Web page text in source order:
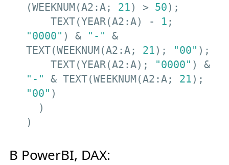
(WEEKNUM(A2:A; 21) > 50);
    TEXT(YEAR(A2:A) -
1
"0000" ) & "-"
&
TEXT(WEEKNUM(A2:A; 21); "00" );
    TEXT(YEAR(A2:A);
"0000"
) &
"-"
& TEXT(WEEKNUM(A2:A; 21
"00" )
)
В PowerBI, DAX: